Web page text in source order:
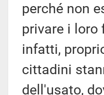
perché non
privare i loro
infatti,
cittadini
dell'usato,